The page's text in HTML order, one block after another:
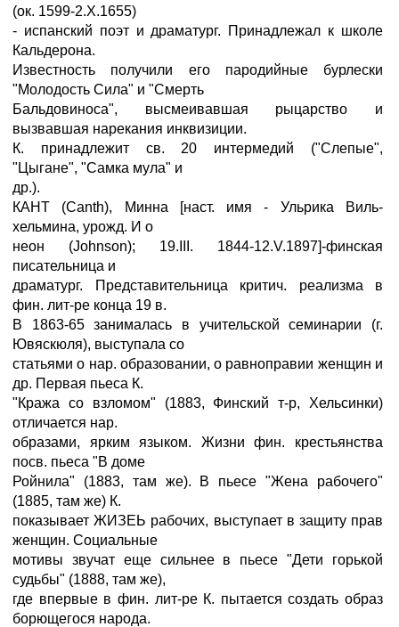
(ок. 1599-2.X.1655)
- испанский поэт и драматург. Принадлежал к школе
Кальдерона.
Известность получили его пародийные бурлески
"Молодость Сила" и "Смерть
Бальдовиноса", высмеивавшая рыцарство и
вызвавшая нарекания инквизиции.
К. принадлежит св. 20 интермедий ("Слепые",
"Цыгане", "Самка мула" и
др.).
КАНТ (Canth), Минна [наст. имя - Ульрика Виль-
хельмина, урожд. И о
неон (Johnson); 19.III. 1844-12.V.1897]-финская
писательница и
драматург. Представительница критич. реализма в
фин. лит-ре конца 19 в.
В 1863-65 занималась в учительской семинарии (г.
Ювяскюля), выступала со
статьями о нар. образовании, о равноправии женщин и
др. Первая пьеса К.
"Кража со взломом" (1883, Финский т-р, Хельсинки)
отличается нар.
образами, ярким языком. Жизни фин. крестьянства
посв. пьеса "В доме
Ройнила" (1883, там же). В пьесе "Жена рабочего"
(1885, там же) К.
показывает ЖИЗЕЬ рабочих, выступает в защиту прав
женщин. Социальные
мотивы звучат еще сильнее в пьесе "Дети горькой
судьбы" (1888, там же),
где впервые в фин. лит-ре К. пытается создать образ
борющегося народа.